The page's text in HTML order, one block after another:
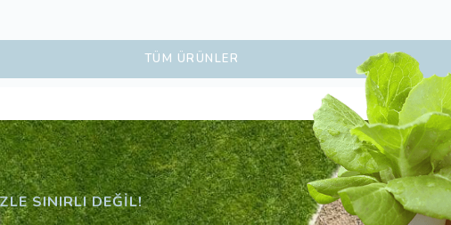
TÜM ÜRÜNLER
SINIRLI DEĞIL!